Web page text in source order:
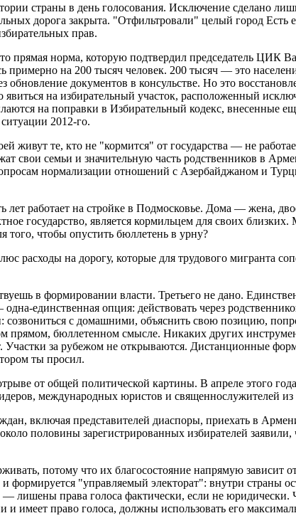
страны в день голосования. Исключение сделано
дорога закрыта. "Отфильтровали" целый город
прав.
прямая норма, которую подтвердил председатель ЦИК
на 200 тысяч человек. 200 тысяч — это
документов в консульстве. Но это
на избирательный участок, расположенный
на поправки в Избирательный кодекс, внесенные
2012-го.
живут те, кто не "кормится" от государства — не
свои семьи и значительную часть родственников в
нормализации отношений с Азербайджаном и
работает на стройке в Подмосковье. Дома — жена,
государство, является кормильцем для своих близких.
того, чтобы опустить бюллетень в урну?
расходы на дорогу, которые для трудового мигранта
в формировании власти. Третьего не дано.
единственная опция: действовать через
с домашними, объяснить свою позицию,
прямом, бюллетенном смысле. Никаких других
Участки за рубежом не открываются. Дистанционные
ты просил.
от общей политической картины. В апреле этого
международных юристов и священнослужителей из
включая представителей диаспоры, приехать в
половины зарегистрированных избирателей заявили,
потому что их благосостояние напрямую зависит
"управляемый электорат": внутри страны
права голоса фактически, если не юридически.
и имеет право голоса, должны использовать его